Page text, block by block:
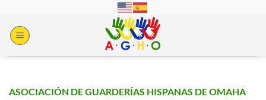
content
ASOCIACIÓN DE GUARDERÍAS HISPANAS DE OMAHA